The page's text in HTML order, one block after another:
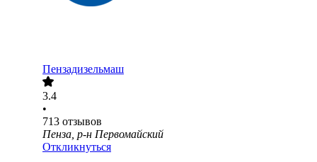
Пензадизельмаш
3.4
•
713 отзывов
Пенза, р-н Первомайский
Откликнуться